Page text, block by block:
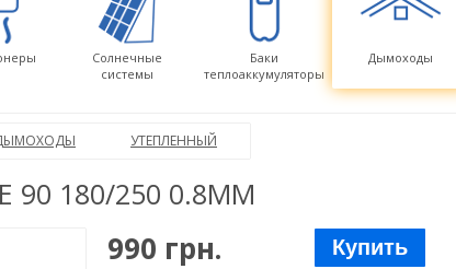
Солнечные
системы
Баки
теплоаккумуляторы
Дымоходы
УТЕПЛЕННЫЙ
180/250 0.8ММ
990 грн. Купить